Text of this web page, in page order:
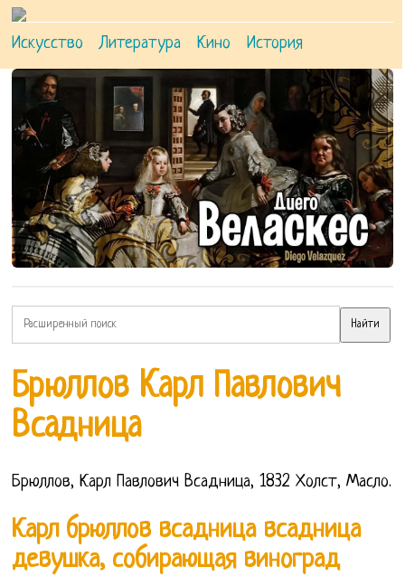
Искусство Литература Кино История
Брюллов Карл Павлович
Всадница
Брюллов, Карл Павлович Всадница, 1832 Холст, Масло.
Карл брюллов всадница всадница
девушка, собирающая виноград